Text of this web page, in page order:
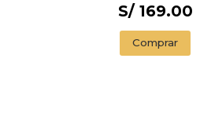
S/ 169.00
Comprar